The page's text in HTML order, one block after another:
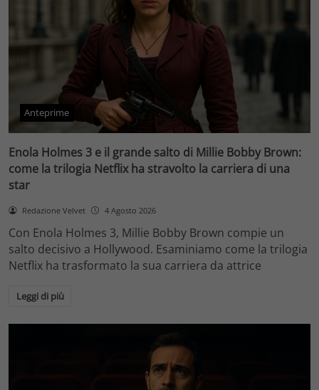
Anteprime
Enola Holmes 3 e il grande salto di Millie Bobby Brown:
come la trilogia Netflix ha stravolto la carriera di una
star
Redazione Velvet 4 Agosto 2026
Con Enola Holmes 3, Millie Bobby Brown compie un
salto decisivo a Hollywood. Esaminiamo come la trilogia
Netflix ha trasformato la sua carriera da attrice
Leggi di più